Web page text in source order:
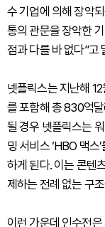
수 기업에 의해 장악
통의 관문을 장악한
점과 다를 바 없다”고
넷플릭스는 지난해
를 포함해 총 830억
될 경우 넷플릭스는
밍 서비스 ‘HBO 맥스
하게 된다. 이는 콘텐
제하는 전례 없는 구
이런 가운데 인수전